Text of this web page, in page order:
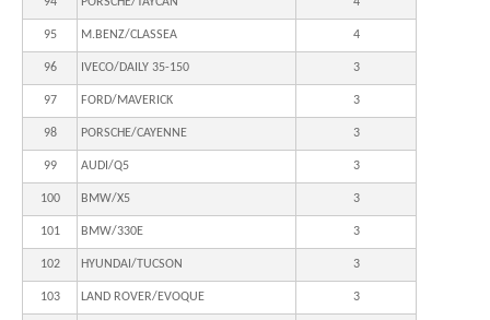
95 M.BENZ/CLASSEA 4
96 IVECO/DAILY 35-150 3
97 FORD/MAVERICK 3
98 PORSCHE/CAYENNE 3
99 AUDI/Q5 3
100 BMW/X5 3
101 BMW/330E 3
102 HYUNDAI/TUCSON 3
103 LAND ROVER/EVOQUE 3